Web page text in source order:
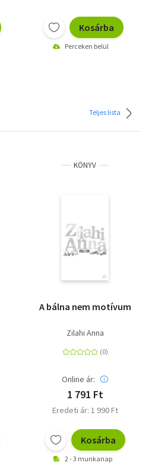
Kosárba
Perceken belül
Teljes lista
KÖNYV
A bálna nem motívum
Zilahi Anna
Online ár:
1 791 Ft
Eredeti ár: 1 990 Ft
Kosárba
2 - 3 munkanap